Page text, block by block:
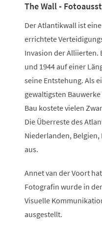
The Wall -
Der Atlantikwall ist
errichtete
Invasion der Alliierten.
und 1944 auf einer
seine Entstehung. Als
gewaltigsten
Bau kostete vielen
Die Überreste des
Niederlanden,
aus.
Annet van der Voort
Fotografin wurde in
Visuelle
ausgestellt.